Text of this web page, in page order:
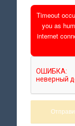
Timeout
you as
internet